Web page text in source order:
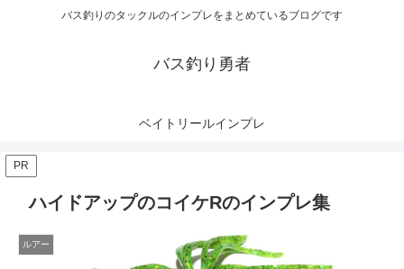
バス釣りのタックルのインプレをまとめているブログです
バス釣り勇者
ベイトリールインプレ
PR
ハイドアップのコイケRのインプレ集
ルアー